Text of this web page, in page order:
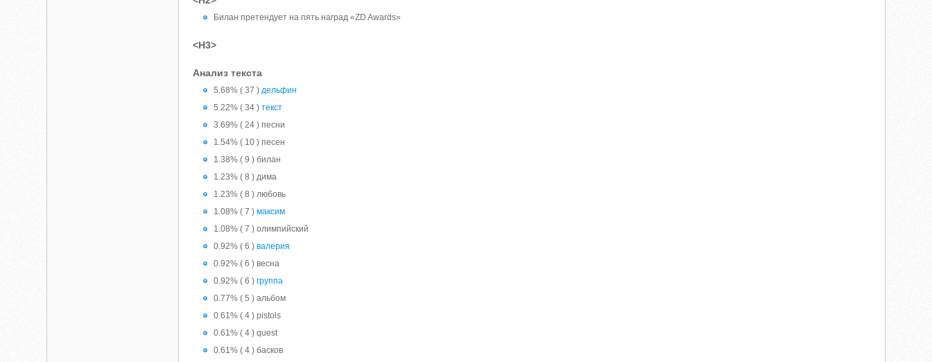
Билан претендует на пять наград «ZD Awards»
<H3>
Анализ текста
5.68% ( 37 )дельфин
5.22% ( 34 )текст
3.69% ( 24 ) песни
1.54% ( 10 ) песен
1.38% ( 9 ) билан
1.23% ( 8 ) дима
1.23% ( 8 ) любовь
1.08% ( 7 )максим
1.08% ( 7 ) олимпийский
0.92% ( 6 )валерия
0.92% ( 6 ) весна
0.92% ( 6 )группа
0.77% ( 5 ) альбом
0.61% ( 4 ) pistols
0.61% ( 4 ) quest
0.61% ( 4 ) басков